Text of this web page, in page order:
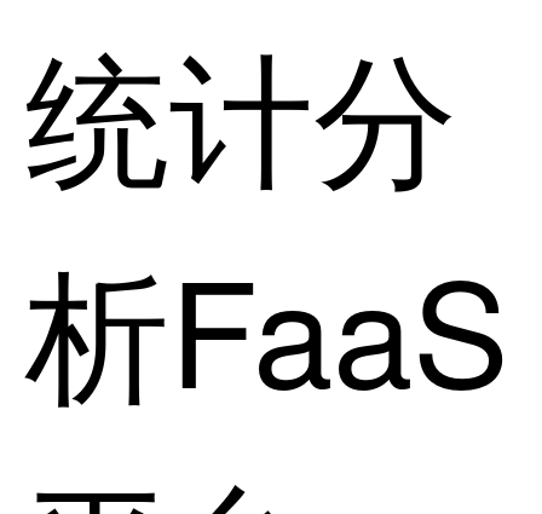
统计分
析FaaS